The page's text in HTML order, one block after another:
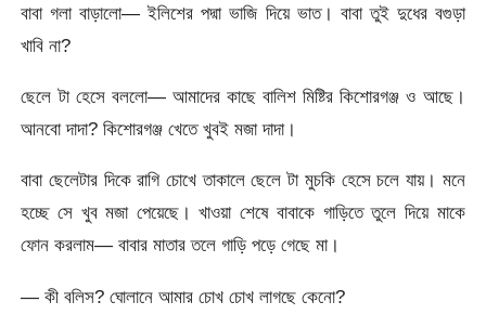
বাবা গলা বাড়ালো— ইলিশের পদ্মা ভাজি দিয়ে ভাত। বাবা তুই দুধের বগুড়া
খাবি না?
ছেলে টা হেসে বললো— আমাদের কাছে বালিশ মিষ্টির কিশোরগঞ্জ ও আছে।
আনবো দাদা? কিশোরগঞ্জ খেতে খুবই মজা দাদা।
বাবা ছেলেটার দিকে রাগি চোখে তাকালে ছেলে টা মুচকি হেসে চলে যায়। মনে
হচ্ছে সে খুব মজা পেয়েছে। খাওয়া শেষে বাবাকে গাড়িতে তুলে দিয়ে মাকে
ফোন করলাম— বাবার মাতার তলে গাড়ি পড়ে গেছে মা।
— কী বলিস? ঘোলানে আমার চোখ চোখ লাগছে কেনো?